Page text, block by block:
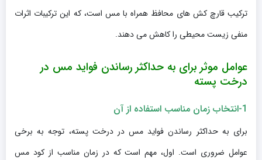
ترکیب قارچ کش های محافظ همراه با مس است، که این ترکیبات اثرات
منفی زیست محیطی را کاهش می دهند.
عوامل موثر برای به حداکثر رساندن فواید مس در
درخت پسته
1-انتخاب زمان مناسب استفاده از آن
برای به حداکثر رساندن فواید مس در درخت پسته، توجه به برخی
عوامل ضروری است. اول، مهم است که در زمان مناسب از کود مس